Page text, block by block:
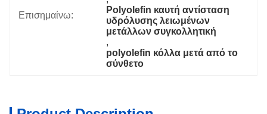
Επισημαίνω:
Polyolefin καυτή αντίσταση
υδρόλυσης λειωμένων
μετάλλων συγκολλητική
,
polyolefin κόλλα μετά από το
σύνθετο